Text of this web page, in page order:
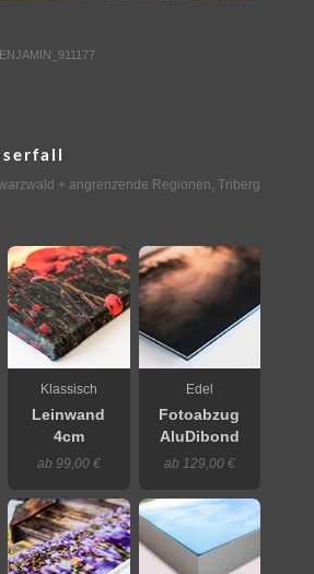
KONTAKT
+ angrenzende Regionen, Triberg
Klassisch
Leinwand
4cm
ab 99,00 €
Edel
Fotoabzug
AluDibond
ab 129,00 €